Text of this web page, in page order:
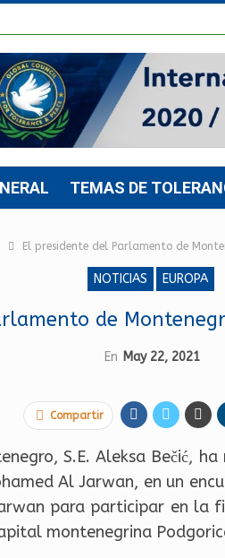
TEMAS DE
El presidente del Parlamento de
NOTICIAS EUROPA
de
En May 22, 2021
Compartir
S.E. Aleksa Bečić,
Al Jarwan, en un
para participar en la
montenegrina